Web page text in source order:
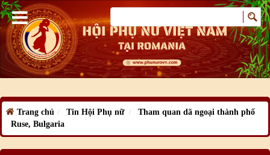
Trang chủ Tin Hội Phụ nữ
Tham quan dã ngoại thành phố
Ruse, Bulgaria